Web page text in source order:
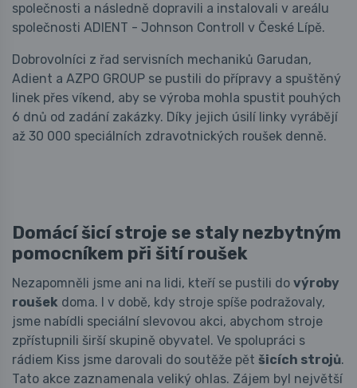
společnosti a následně dopravili a instalovali v areálu
společnosti ADIENT - Johnson Controll v České Lípě.
Dobrovolníci z řad servisních mechaniků Garudan,
Adient a AZPO GROUP se pustili do přípravy a spuštěný
linek přes víkend, aby se výroba mohla spustit pouhých
6 dnů od zadání zakázky. Díky jejich úsilí linky vyrábějí
až 30 000 speciálních zdravotnických roušek denně.
Domácí šicí stroje se staly nezbytným
pomocníkem při šití roušek
Nezapomněli jsme ani na lidi, kteří se pustili do výroby
roušek doma. I v době, kdy stroje spíše podražovaly,
jsme nabídli speciální slevovou akci, abychom stroje
zpřístupnili širší skupině obyvatel. Ve spolupráci s
rádiem Kiss jsme darovali do soutěže pět šicích strojů.
Tato akce zaznamenala veliký ohlas. Zájem byl největší